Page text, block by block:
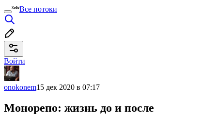
Все потоки
Войти
onokonem15 дек 2020 в 07:17
Монорепо: жизнь до и после